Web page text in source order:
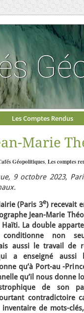
Les Comptes Rendus
Marie
Géopolitiques, Les comptes
9 octobre 2023,
(Paris 3e) recevait
Jean-Marie
Haïti. La double
non
aussi le travail de
a enseigné
qu’à Port-au -
qu’il nous donne
de son
contradictoire
de mots-